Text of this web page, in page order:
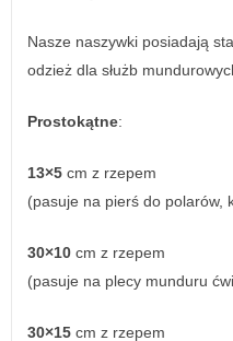
Nasze naszywki posiadają
odzież dla służb
Prostokątne:
13×5 cm z rzepem
(pasuje na pierś do polarów,
30×10 cm z rzepem
(pasuje na plecy munduru
30×15 cm z rzepem